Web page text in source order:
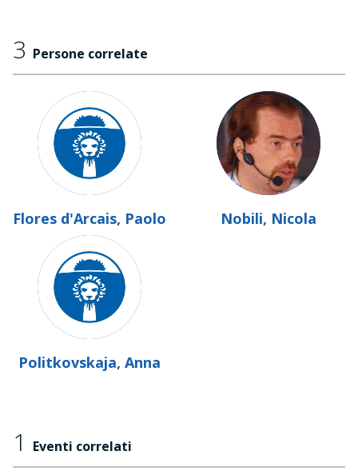
3 Persone correlate
Flores d'Arcais, Paolo Nobili, Nicola
Politkovskaja, Anna
1 Eventi correlati